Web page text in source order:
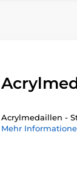
Acrylmedaillen -
Mehr